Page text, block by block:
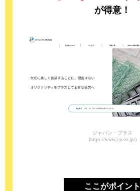
が得意！
ジャパン・プラス
(https://www.j-p.co.jp/)
ここがポイント